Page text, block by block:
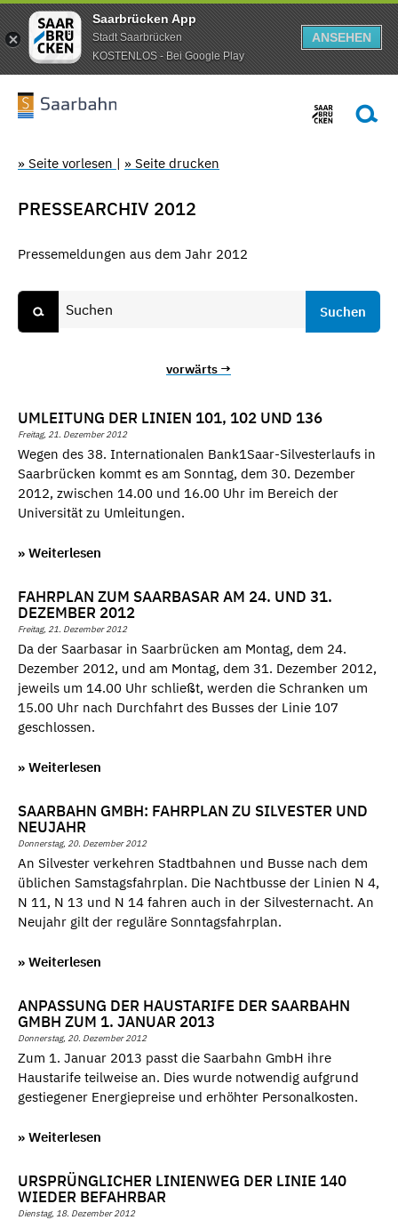
Saarbrücken App
Stadt Saarbrücken
KOSTENLOS - Bei Google Play
ANSEHEN
» Seite vorlesen | » Seite drucken
PRESSEARCHIV 2012
Pressemeldungen aus dem Jahr 2012
vorwärts →
UMLEITUNG DER LINIEN 101, 102 UND 136
Freitag, 21. Dezember 2012
Wegen des 38. Internationalen Bank1Saar-Silvesterlaufs in
Saarbrücken kommt es am Sonntag, dem 30. Dezember
2012, zwischen 14.00 und 16.00 Uhr im Bereich der
Universität zu Umleitungen.
» Weiterlesen
FAHRPLAN ZUM SAARBASAR AM 24. UND 31.
DEZEMBER 2012
Freitag, 21. Dezember 2012
Da der Saarbasar in Saarbrücken am Montag, dem 24.
Dezember 2012, und am Montag, dem 31. Dezember 2012,
jeweils um 14.00 Uhr schließt, werden die Schranken um
15.00 Uhr nach Durchfahrt des Busses der Linie 107
geschlossen.
» Weiterlesen
SAARBAHN GMBH: FAHRPLAN ZU SILVESTER UND
NEUJAHR
Donnerstag, 20. Dezember 2012
An Silvester verkehren Stadtbahnen und Busse nach dem
üblichen Samstagsfahrplan. Die Nachtbusse der Linien N 4,
N 11, N 13 und N 14 fahren auch in der Silvesternacht. An
Neujahr gilt der reguläre Sonntagsfahrplan.
» Weiterlesen
ANPASSUNG DER HAUSTARIFE DER SAARBAHN
GMBH ZUM 1. JANUAR 2013
Donnerstag, 20. Dezember 2012
Zum 1. Januar 2013 passt die Saarbahn GmbH ihre
Haustarife teilweise an. Dies wurde notwendig aufgrund
gestiegener Energiepreise und erhöhter Personalkosten.
» Weiterlesen
URSPRÜNGLICHER LINIENWEG DER LINIE 140
WIEDER BEFAHRBAR
Dienstag, 18. Dezember 2012